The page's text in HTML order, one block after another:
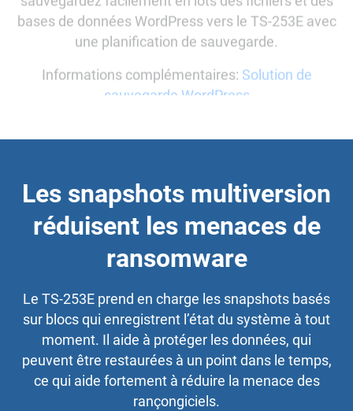
bases de données WordPress vers le TS-253E avec
une planification de sauvegarde.
Informations complémentaires:
Solution de
sauvegarde WordPress
Les snapshots multiversion
réduisent les menaces de
ransomware
Le TS-253E prend en charge les snapshots basés
sur blocs qui enregistrent l’état du système à tout
moment. Il aide à protéger les données, qui
peuvent être restaurées à un point dans le temps,
ce qui aide fortement à réduire la menace des
rançongiciels.